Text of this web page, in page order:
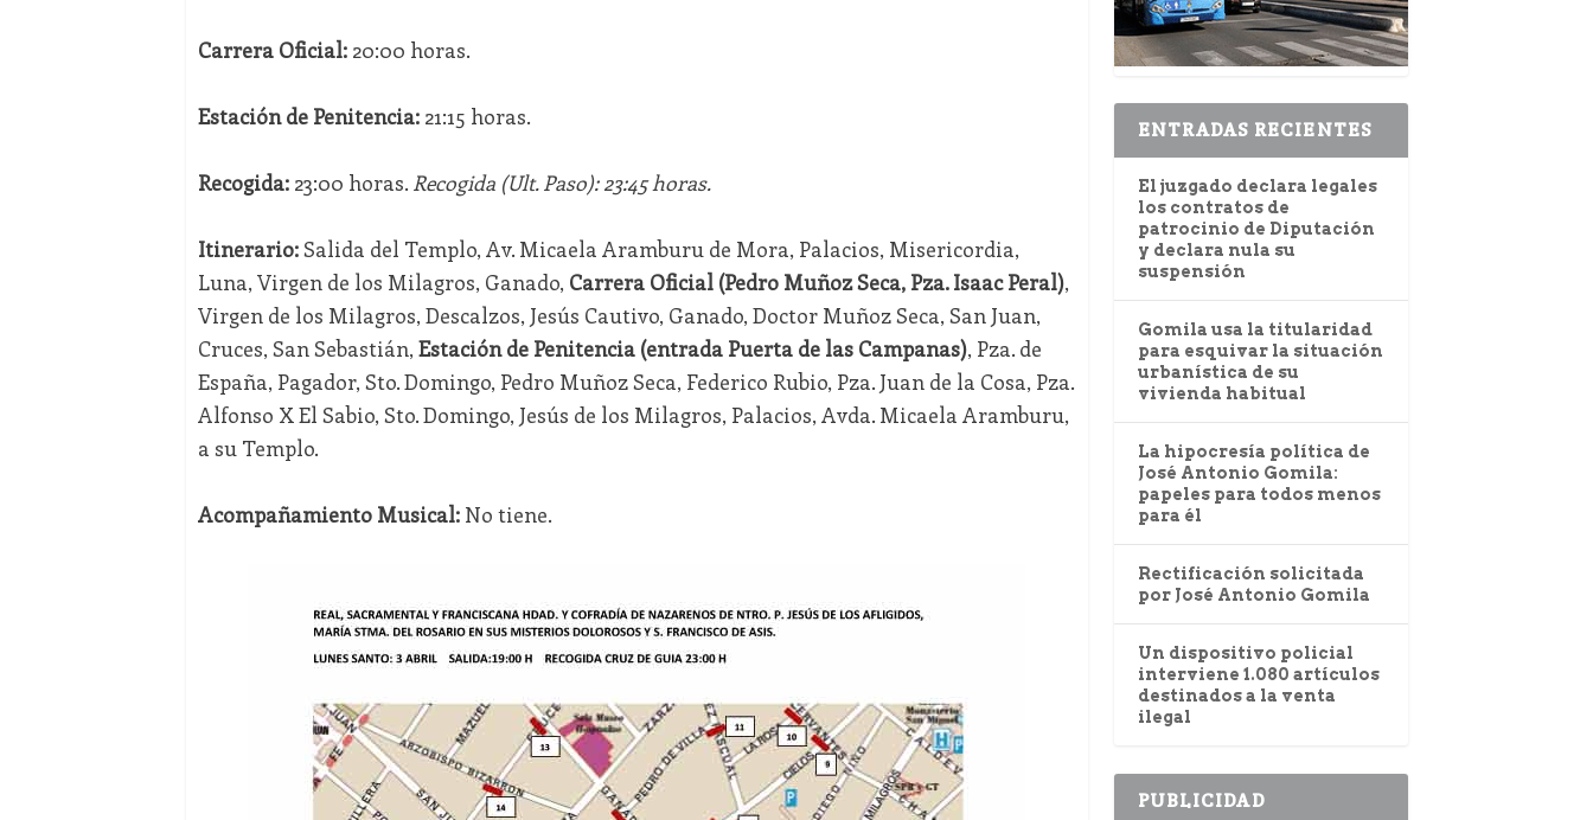
Carrera Oficial:20:00 horas.
Estación de Penitencia:21:15 horas.
Recogida:23:00 horas. Recogida (Ult. Paso): 23:45 horas.
Itinerario:Salida del Templo, Av. Micaela Aramburu de Mora, Palacios, Misericordia,
Luna, Virgen de los Milagros, Ganado, Carrera Oficial (Pedro Muñoz Seca, Pza. Isaac Peral),
Virgen de los Milagros, Descalzos, Jesús Cautivo, Ganado, Doctor Muñoz Seca, San Juan,
Cruces, San Sebastián, Estación de Penitencia (entrada Puerta de las Campanas), Pza. de
España, Pagador, Sto. Domingo, Pedro Muñoz Seca, Federico Rubio, Pza. Juan de la Cosa, Pza.
Alfonso X El Sabio, Sto. Domingo, Jesús de los Milagros, Palacios, Avda. Micaela Aramburu,
a su Templo.
Acompañamiento Musical:No tiene.
ENTRADAS RECIENTES
El juzgado declara legales
los contratos de
patrocinio de Diputación
y declara nula su
suspensión
Gomila usa la titularidad
para esquivar la situación
urbanística de su
vivienda habitual
La hipocresía política de
José Antonio Gomila:
papeles para todos menos
para él
Rectificación solicitada
por José Antonio Gomila
Un dispositivo policial
interviene 1.080 artículos
destinados a la venta
ilegal
PUBLICIDAD